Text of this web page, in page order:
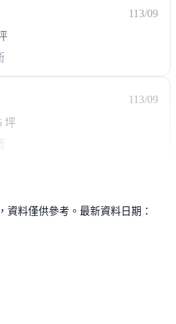
113/09
113/09
坪
資料僅供參考。最新資料日期：